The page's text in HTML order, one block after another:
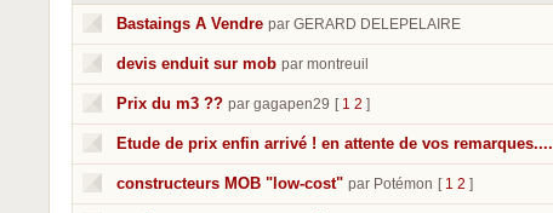
Bastaings A Vendre par GERARD DELEPELAIRE
devis enduit sur mob par montreuil
Prix du m3 ?? par gagapen29 [ 1 2 ]
Etude de prix enfin arrivé ! en attente de vos remarques....
constructeurs MOB "low-cost" par Potémon [ 1 2 ]